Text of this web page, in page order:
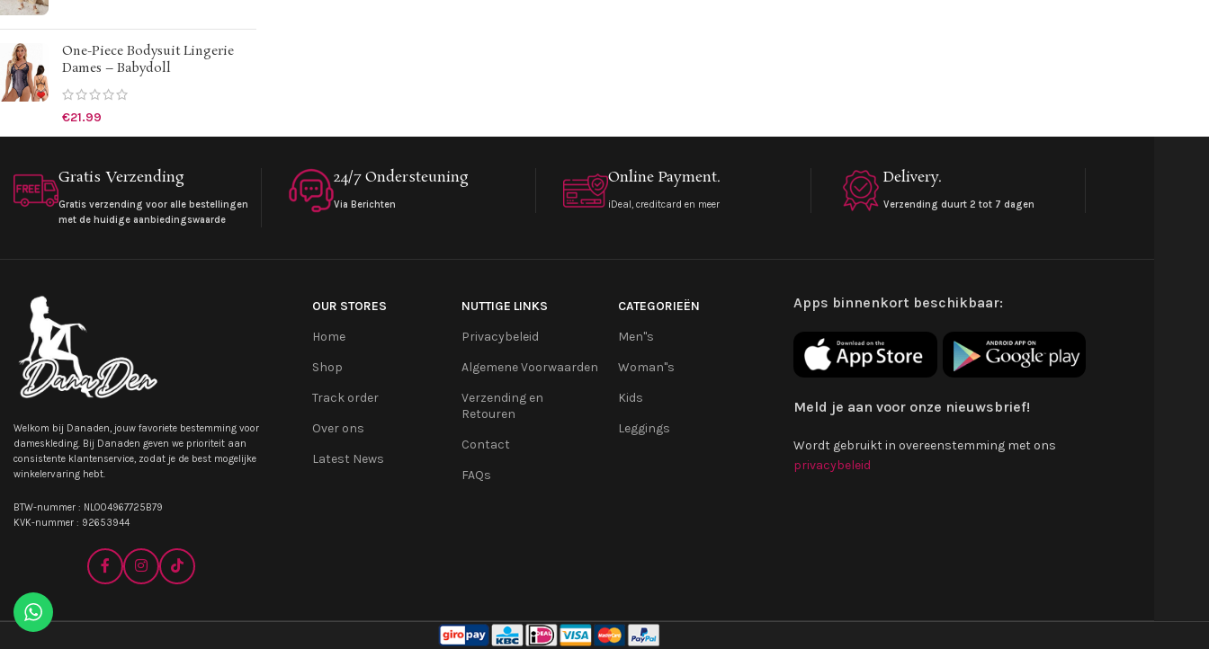
One-Piece Bodysuit Lingerie
Dames – Babydoll
€21.99
Gratis Verzending
Gratis verzending voor alle bestellingen
met de huidige aanbiedingswaarde
24/7 Ondersteuning
Via Berichten
Online Payment.
iDeal, creditcard en meer
Delivery.
Verzending duurt 2 tot 7 dagen
Welkom bij Danaden, jouw favoriete bestemming voor
dameskleding. Bij Danaden geven we prioriteit aan
consistente klantenservice, zodat je de best mogelijke
winkelervaring hebt.
BTW-nummer : NL004967725B79
KVK-nummer : 92653944
OUR STORES
Home
Shop
Track order
Over ons
Latest News
NUTTIGE LINKS
Privacybeleid
Algemene Voorwaarden
Verzending en
Retouren
Contact
FAQs
CATEGORIEËN
Men''s
Woman''s
Kids
Leggings
Apps binnenkort beschikbaar:
Meld je aan voor onze nieuwsbrief!
Wordt gebruikt in overeenstemming met ons
privacybeleid